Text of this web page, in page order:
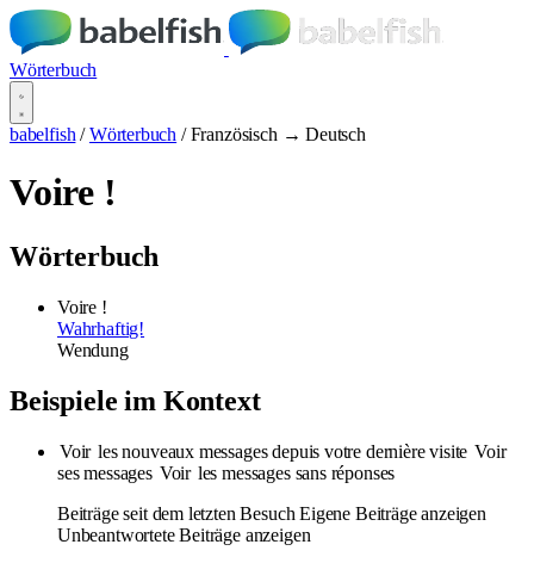
Wörterbuch
babelfish / Wörterbuch / Französisch → Deutsch
Voire !
Wörterbuch
Voire !
Wahrhaftig!
Wendung
Beispiele im Kontext
Voir les nouveaux messages depuis votre dernière visite Voir
ses messages Voir les messages sans réponses
Beiträge seit dem letzten Besuch Eigene Beiträge anzeigen
Unbeantwortete Beiträge anzeigen